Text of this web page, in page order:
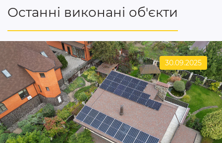
Останні виконані об'єкти
30.09.2025